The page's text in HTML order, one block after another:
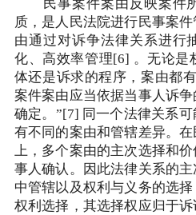
民事案件案由反映案件所
质，是人民法院进行民事案
由通过对诉争法律关系进行
化、高效率管理[6] 。无论是
体还是诉求的程序，案由都
案件案由应当依据当事人诉
确定。”[7] 同一个法律关系
有不同的案由和管辖差异。
上，多个案由的主次选择和
事人确认。因此法律关系的
中管辖以及权利与义务的选
权利选择，其选择权应归于